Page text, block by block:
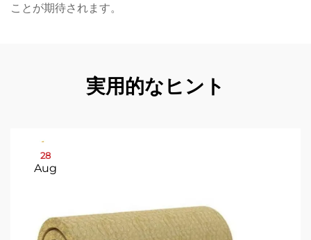
ことが期待されます。
実用的なヒント
28
Aug